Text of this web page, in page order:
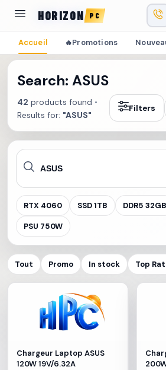
HORIZON PC
Accueil 🔥Promotions
Search: ASUS
42 products found •
Results for: "ASUS"
Filters
RTX 4060 SSD 1TB DDR5 32GB
PSU 750W
Tout Promo In stock Top
Chargeur Laptop ASUS
120W 19V/6.32A